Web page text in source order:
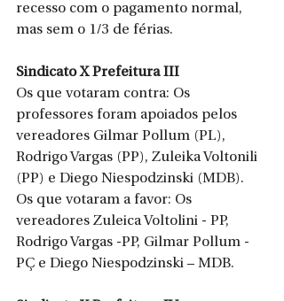
recesso com o pagamento normal,
mas sem o 1/3 de férias.
Sindicato X Prefeitura III
Os que votaram contra: Os
professores foram apoiados pelos
vereadores Gilmar Pollum (PL),
Rodrigo Vargas (PP), Zuleika Voltonili
(PP) e Diego Niespodzinski (MDB).
Os que votaram a favor: Os
vereadores Zuleica Voltolini - PP,
Rodrigo Vargas -PP, Gilmar Pollum -
PÇ e Diego Niespodzinski – MDB.